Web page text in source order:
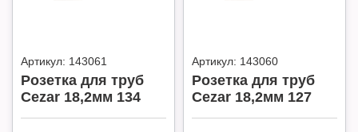
Артикул: 143061
Розетка для труб
Cezar 18,2мм 134
Артикул: 143060
Розетка для труб
Cezar 18,2мм 127